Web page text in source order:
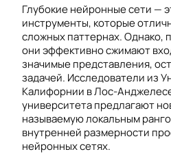
Глубокие нейронные сети —
инструменты, которые
сложных паттернах. Однако,
они эффективно сжимают
значимые представления,
задачей. Исследователи из
Калифорнии в Лос-
университета предлагают
называемую локальным
внутренней размерности
нейронных сетях.